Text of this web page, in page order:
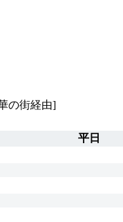
の街経由]
平日